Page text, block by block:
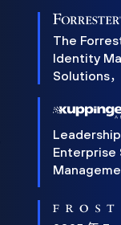
The
Identity
Solutions
Enterprise